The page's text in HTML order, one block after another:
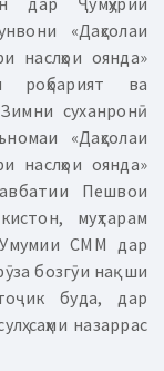
«Даҳсолаи
наслҳои оянда»
роҳбарият ва
суханронӣ
«Даҳсолаи
наслҳои оянда»
Пешвои
муҳтарам
СММ дар
бозгӯи нақши
буда, дар
саҳми назаррас